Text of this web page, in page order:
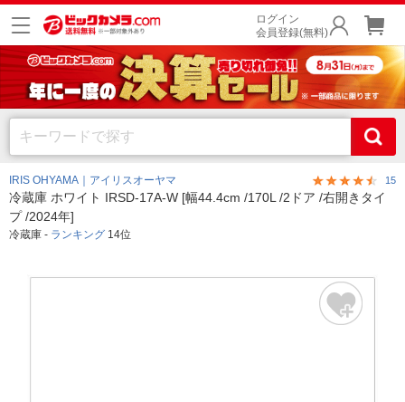
ログイン
会員登録(無料)
IRIS OHYAMA｜アイリスオーヤマ 15
冷蔵庫 ホワイト IRSD-17A-W [幅44.4cm /170L /2ドア /右開きタイ
プ /2024年]
冷蔵庫 - ランキング 14位